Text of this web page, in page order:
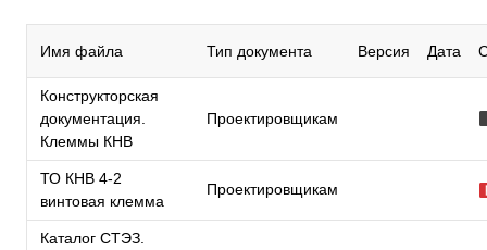
Имя файла Тип документа Версия Дата
Конструкторская
документация.
Клеммы КНВ
Проектировщикам
ТО КНВ 4-2
винтовая клемма
Проектировщикам
Каталог СТЭЗ.